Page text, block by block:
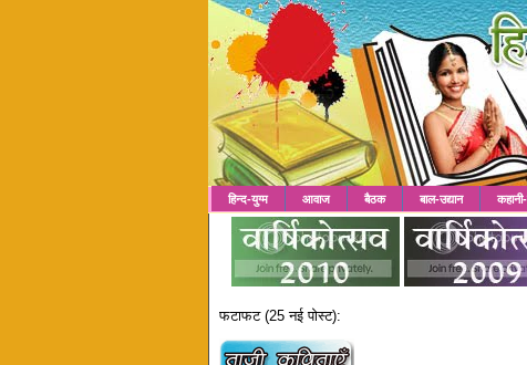
हिन्द-युग्म आवाज बैठक बाल-उद्यान
फटाफट (25 नई पोस्ट):